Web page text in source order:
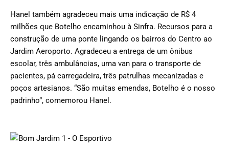
Hanel também agradeceu mais uma indicação de R$ 4
milhões que Botelho encaminhou à Sinfra. Recursos para a
construção de uma ponte lingando os bairros do Centro ao
Jardim Aeroporto. Agradeceu a entrega de um ônibus
escolar, três ambulâncias, uma van para o transporte de
pacientes, pá carregadeira, três patrulhas mecanizadas e
poços artesianos. “São muitas emendas, Botelho é o nosso
padrinho”, comemorou Hanel.